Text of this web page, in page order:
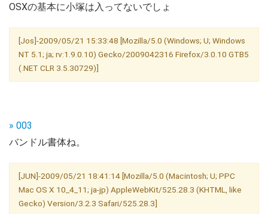
OSXの基本に小塚は入ってないでしょ
[Jos]-2009/05/21 15:33:48 [Mozilla/5.0 (Windows; U; Windows
NT 5.1; ja; rv:1.9.0.10) Gecko/2009042316 Firefox/3.0.10 GTB5
(.NET CLR 3.5.30729)]
» 003
バンドル書体ね。
[JUN]-2009/05/21 18:41:14 [Mozilla/5.0 (Macintosh; U; PPC
Mac OS X 10_4_11; ja-jp) AppleWebKit/525.28.3 (KHTML, like
Gecko) Version/3.2.3 Safari/525.28.3]